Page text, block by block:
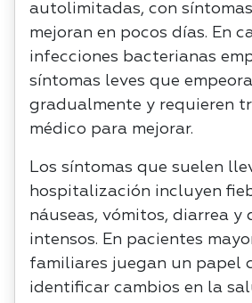
autolimitadas, con
mejoran en pocos días. En
infecciones bacterianas
síntomas leves que
gradualmente y requieren
médico para mejorar.
Los síntomas que suelen
hospitalización incluyen
náuseas, vómitos, diarrea y
intensos. En pacientes
familiares juegan un papel
identificar cambios en la